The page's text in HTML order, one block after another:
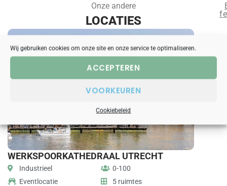
Wij gebruiken cookies om onze site en onze service te optimaliseren.
ACCEPTEREN
VOORKEUREN
Cookiebeleid
Onze andere
LOCATIES
WERKSPOORKATHEDRAAL UTRECHT
Industrieel
Eventlocatie
0-100
5 ruimtes